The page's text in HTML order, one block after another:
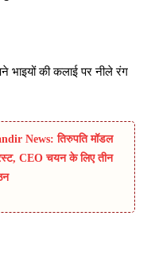
भाइयों की कलाई पर नीले रंग
News: तिरुपति मॉडल
CEO चयन के लिए तीन